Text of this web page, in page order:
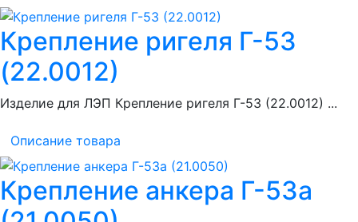
Крепление ригеля Г-53
(22.0012)
Изделие для ЛЭП Крепление ригеля Г-53 (22.0012) ...
Описание товара
Крепление анкера Г-53а